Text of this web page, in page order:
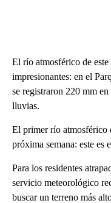
El río atmosférico de este
impresionantes: en el
se registraron 220 mm
lluvias.
El primer río atmosférico
próxima semana: este es
Para los residentes
servicio meteorológico
buscar un terreno más